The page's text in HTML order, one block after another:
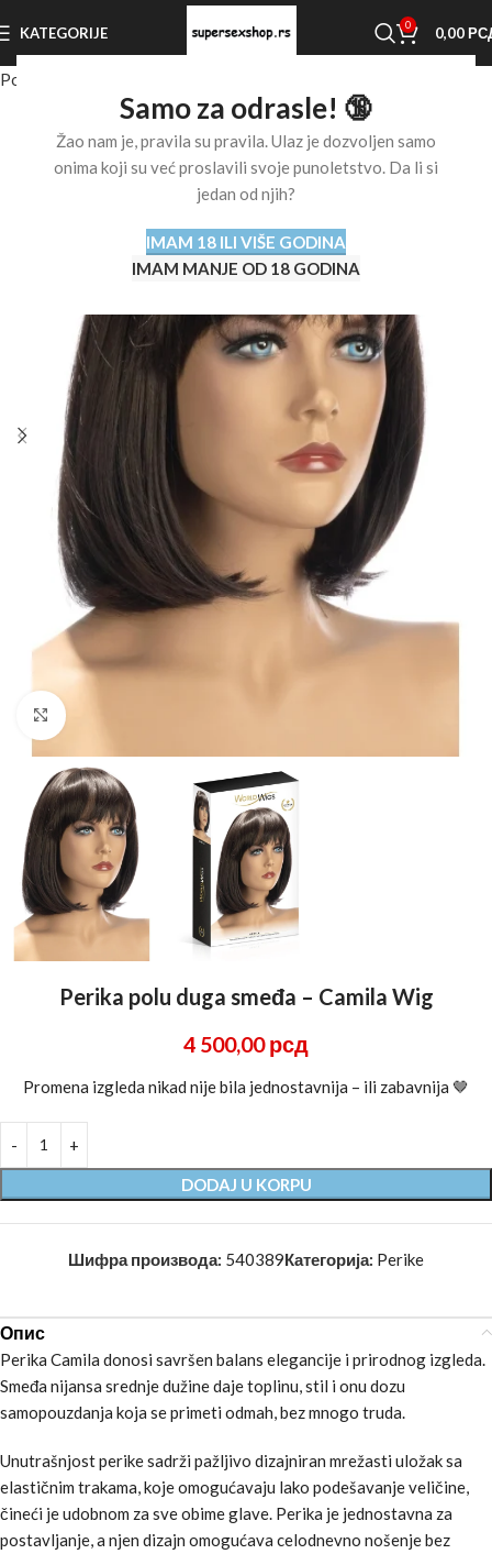
Samo za odrasle! 🔞
Žao nam je, pravila su pravila. Ulaz je dozvoljen samo
onima koji su već proslavili svoje punoletstvo. Da li si
jedan od njih?
IMAM 18 ILI VIŠE GODINA
IMAM MANJE OD 18 GODINA
KATEGORIJE 0 0,00
Početna stranica
Click to enlarge
Perika polu duga smeđa – Camila Wig
4 500,00рсд
Promena izgleda nikad nije bila jednostavnija – ili zabavnija 🤎
DODAJ U KORPU
Шифра производа: 540389Категорија: Perike
Опис
Perika Camila donosi savršen balans elegancije i prirodnog izgleda.
Smeđa nijansa srednje dužine daje toplinu, stil i onu dozu
samopouzdanja koja se primeti odmah, bez mnogo truda.
Unutrašnjost perike sadrži pažljivo dizajniran mrežasti uložak sa
elastičnim trakama, koje omogućavaju lako podešavanje veličine,
čineći je udobnom za sve obime glave. Perika je jednostavna za
postavljanje, a njen dizajn omogućava celodnevno nošenje bez